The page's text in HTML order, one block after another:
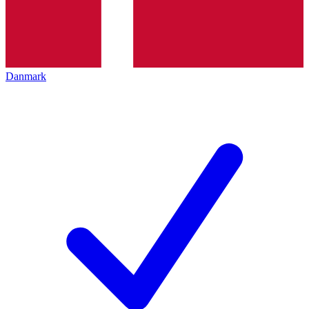
Danmark